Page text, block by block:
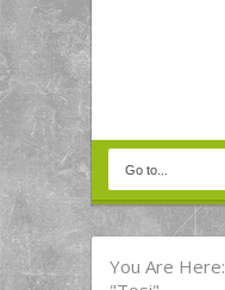
You Are Here: